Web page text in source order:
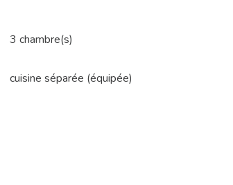
3 chambre(s)
cuisine séparée (équipée)